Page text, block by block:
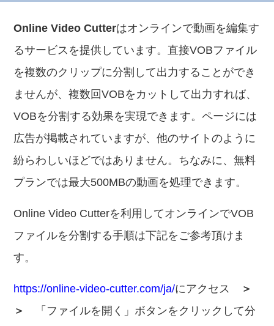
Online Video Cutterはオンラインで動画を編集す
るサービスを提供しています。直接VOBファイル
を複数のクリップに分割して出力することができ
ませんが、複数回VOBをカットして出力すれば、
VOBを分割する効果を実現できます。ページには
広告が掲載されていますが、他のサイトのように
紛らわしいほどではありません。ちなみに、無料
プランでは最大500MBの動画を処理できます。
Online Video Cutterを利用してオンラインでVOB
ファイルを分割する手順は下記をご参考頂けま
す。
https://online-video-cutter.com/ja/にアクセス
＞
＞
「ファイルを開く」ボタンをクリックして分